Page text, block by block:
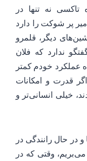
نه تنها در
پر شوکت را دارد
دیگر، قلمرو
ندارد که فلان
عملکرد خودم کمتر
قدرت و امکانات
خیلی انسانی‌تر و
در حال رانندگی در
وقتی که در